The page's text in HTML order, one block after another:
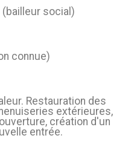
(bailleur social)
connue)
Restauration des
extérieures,
création d'un
entrée.